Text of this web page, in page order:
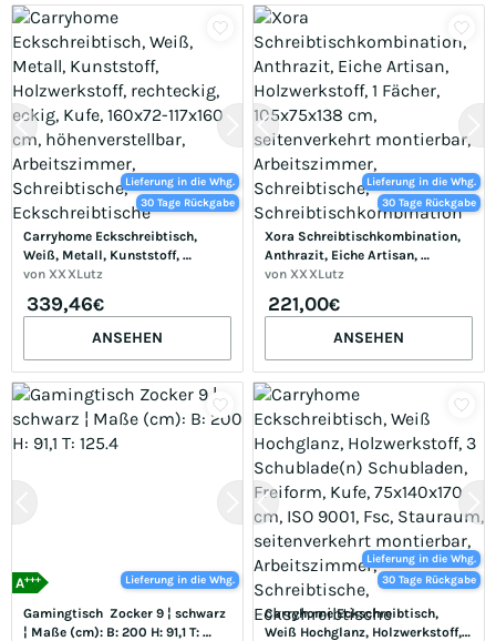
Lieferung in die Whg.
30 Tage Rückgabe
Carryhome Eckschreibtisch,
Weiß, Metall, Kunststoff,
Holzwerkstoff, rechteckig, eckig,
höhenverstellbar,
Arbeitszimmer, Schreibtische,
von XXXLutz
339,46€
ANSEHEN
Lieferung in die Whg.
30 Tage Rückgabe
Xora Schreibtischkombination,
Anthrazit, Eiche Artisan,
Holzwerkstoff, 1 Fächer,
montierbar, Arbeitszimmer,
Schreibtische,
von XXXLutz
221,00€
ANSEHEN
Lieferung in die Whg.
A+++
Gamingtisch  Zocker 9 ¦ schwarz
¦ Maße (cm): B: 200 H: 91,1 T:
Lieferung in die Whg.
30 Tage Rückgabe
Carryhome Eckschreibtisch,
Weiß Hochglanz, Holzwerkstoff,